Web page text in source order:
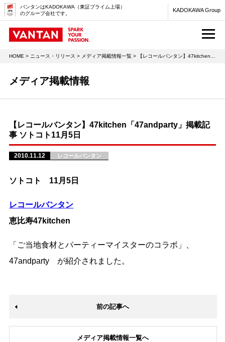
バンタンはKADOKAWA（東証プライム上場）
のグループ会社です。
KADOKAWA Group
HOME > ニュース・リリース > メディア掲載情報一覧 > 【レコールバンタン】47kitchen「47andparty」掲載記事 ソトコト11月5日
メディア掲載情報
【レコールバンタン】47kitchen「47andparty」掲載記
事 ソトコト11月5日
2010.11.12 レコールバンタン
ソトコト 11月5日
レコールバンタン
恵比寿47kitchen
「ご当地食材とパーティーマイスターのコラボ」、
47andparty が紹介されました。
前の記事へ
メディア掲載情報一覧へ